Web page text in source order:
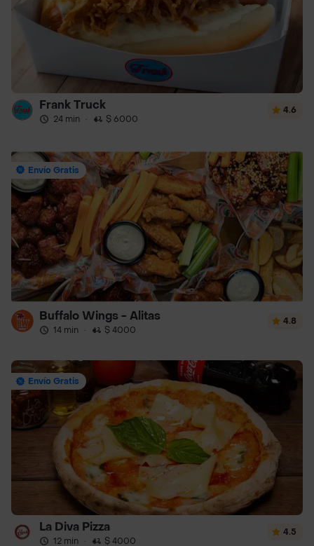
Frank Truck
24 min · $ 6000
4.6
Envío Gratis
Buffalo Wings - Alitas
14 min · $ 4000
4.8
Envío Gratis
La Diva Pizza
12 min · $ 4000
4.5